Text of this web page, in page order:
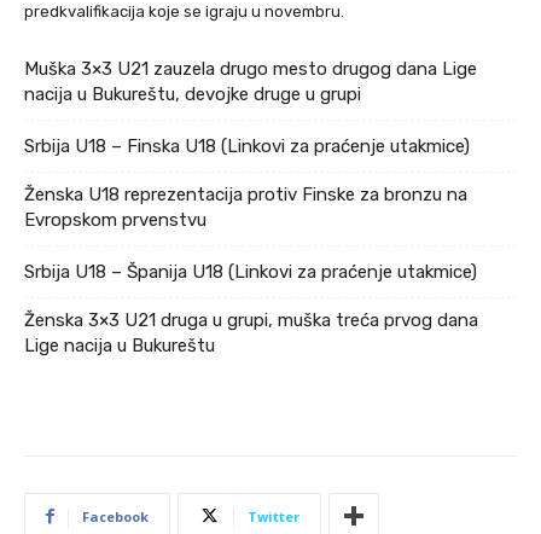
predkvalifikacija koje se igraju u novembru.
Muška 3×3 U21 zauzela drugo mesto drugog dana Lige
nacija u Bukureštu, devojke druge u grupi
Srbija U18 – Finska U18 (Linkovi za praćenje utakmice)
Ženska U18 reprezentacija protiv Finske za bronzu na
Evropskom prvenstvu
Srbija U18 – Španija U18 (Linkovi za praćenje utakmice)
Ženska 3×3 U21 druga u grupi, muška treća prvog dana
Lige nacija u Bukureštu
Facebook Twitter